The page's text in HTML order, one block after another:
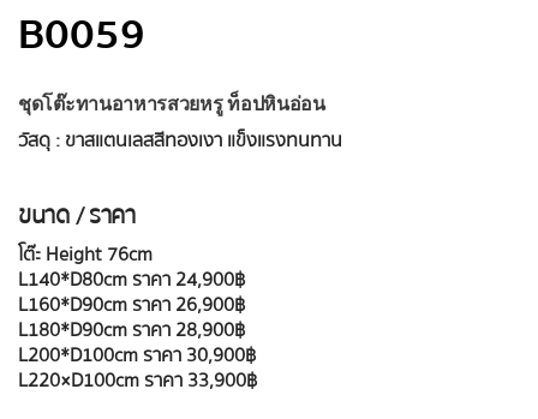
B0059
ชุดโต๊ะทานอาหารสวยหรู ท็อปหินอ่อน
วัสดุ : ขาสแตนเลสสีทองเงา แข็งแรงทนทาน
ขนาด / ราคา
โต๊ะ Height 76cm
L140*D80cm ราคา 24,900฿⁣
L160*D90cm ราคา 26,900฿⁣
L180*D90cm ราคา 28,900฿⁣
L200*D100cm ราคา 30,900฿⁣
L220×D100cm ราคา 33,900฿⁣